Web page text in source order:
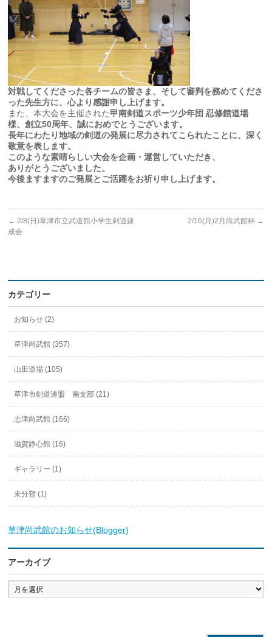
対戦してくださった各チームの皆さま、そして審判を務めてくださ
った先生方に、心より感謝申し上げます。
また、本大会を主催された甲南剣道スポーツ少年団 忍修館道場
様、創立50周年、誠におめでとうございます。
長年にわたり地域の剣道の発展に尽力されてこられたことに、深く
敬意を表します。
このような素晴らしい大会を企画・運営していただき、
ありがとうございました。
今後ますますのご発展とご活躍をお祈り申し上げます。
← 2/8(日)草津市立武道館小学生剣道錬
成会
2/16(月)2月尚武館杯 →
カテゴリー
お知らせ (2)
草津尚武館 (357)
山田道場 (105)
草津市剣道連盟 南支部 (21)
志津尚武館 (166)
滋賀静心館 (16)
ギャラリー (1)
未分類 (1)
草津尚武館のお知らせ(Blogger)
アーカイブ
ア
ー